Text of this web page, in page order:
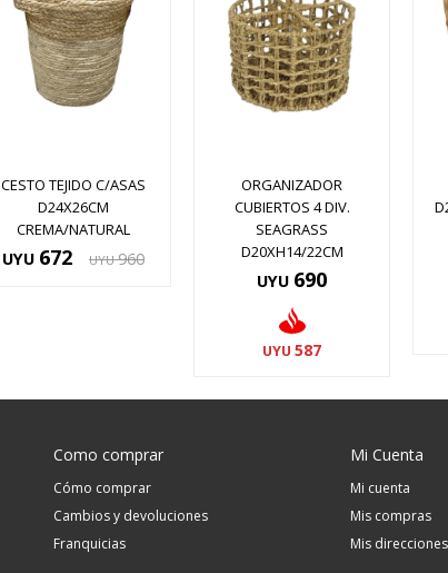
CESTO TEJIDO C/ASAS
D24X26CM
CREMA/NATURAL
UYU 672 UYU 960
ORGANIZADOR
CUBIERTOS 4 DIV.
SEAGRASS
D20XH14/22CM
UYU 690
UYU 587
Como comprar
Cómo comprar
Cambios y devoluciones
Franquicias
Mi Cuenta
Mi cuenta
Mis compras
Mis direcciones